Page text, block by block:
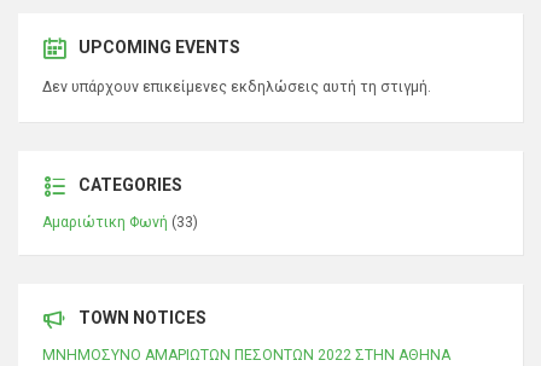
UPCOMING EVENTS
Δεν υπάρχουν επικείμενες εκδηλώσεις αυτή τη στιγμή.
CATEGORIES
Αμαριώτικη Φωνή (33)
TOWN NOTICES
ΜΝΗΜΟΣΥΝΟ ΑΜΑΡΙΩΤΩΝ ΠΕΣΟΝΤΩΝ 2022 ΣΤΗΝ ΑΘΗΝΑ